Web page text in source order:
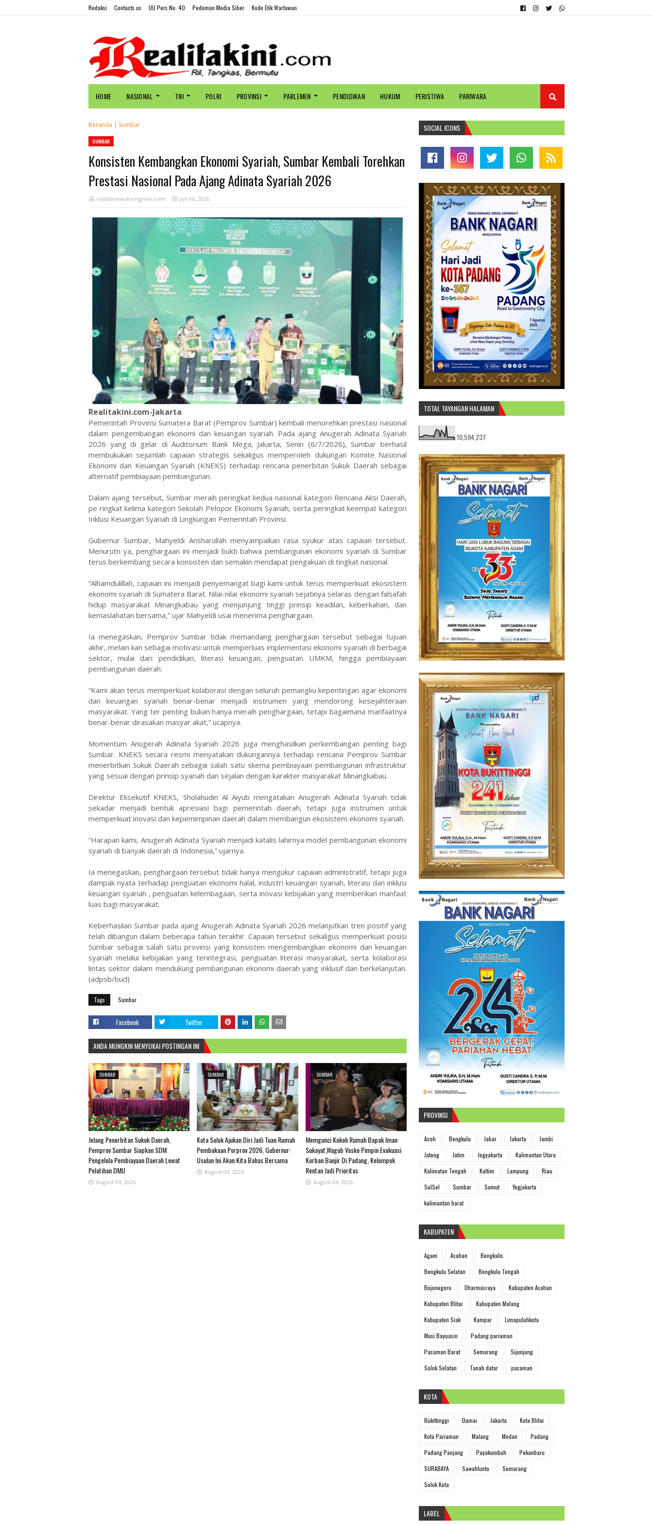
Redaksi Contacts us UU Pers No. 40 Pedoman Media Siber Kode Etik Wartawan
HOME NASIONAL TNI POLRI PROVINSI PARLEMEN PENDIDIKAN HUKUM PERISTIWA PARIWARA
Beranda | Sumbar
SUMBAR
Konsisten Kembangkan Ekonomi Syariah, Sumbar Kembali Torehkan
Prestasi Nasional Pada Ajang Adinata Syariah 2026
realitanewskomgmail.com Juli 06, 2026
Realitakini.com-Jakarta
Pemerintah Provinsi Sumatera Barat (Pemprov Sumbar) kembali menorehkan prestasi nasional
dalam pengembangan ekonomi dan keuangan syariah. Pada ajang Anugerah Adinata Syariah
2026 yang di gelar di Auditorium Bank Mega, Jakarta, Senin (6/7/2026), Sumbar berhasil
membukukan sejumlah capaian strategis sekaligus memperoleh dukungan Komite Nasional
Ekonomi dan Keuangan Syariah (KNEKS) terhadap rencana penerbitan Sukuk Daerah sebagai
alternatif pembiayaan pembangunan.
Dalam ajang tersebut, Sumbar meraih peringkat kedua nasional kategori Rencana Aksi Daerah,
pe ringkat kelima kategori Sekolah Pelopor Ekonomi Syariah, serta peringkat keempat kategori
Inklusi Keuangan Syariah di Lingkungan Pemerintah Provinsi.
Gubernur Sumbar, Mahyeldi Ansharullah menyampaikan rasa syukur atas capaian tersebut.
Menurutn ya, penghargaan ini menjadi bukti bahwa pembangunan ekonomi syariah di Sumbar
terus berkembang secara konsisten dan semakin mendapat pengakuan di tingkat nasional.
“Alhamdulillah, capaian ini menjadi penyemangat bagi kami untuk terus memperkuat ekosistem
ekonomi syariah di Sumatera Barat. Nilai-nilai ekonomi syariah sejatinya selaras dengan falsafah
hidup masyarakat Minangkabau yang menjunjung tinggi prinsip keadilan, keberkahan, dan
kemaslahatan bersama,” ujar Mahyeldi usai menerima penghargaan.
Ia menegaskan, Pemprov Sumbar tidak memandang penghargaan tersebut sebagai tujuan
akhir, melain kan sebagai motivasi untuk memperluas implementasi ekonomi syariah di berbagai
sektor, mulai dari pendidikan, literasi keuangan, penguatan UMKM, hingga pembiayaan
pembangunan daerah.
“Kami akan terus memperkuat kolaborasi dengan seluruh pemangku kepentingan agar ekonomi
dan keuangan syariah benar-benar menjadi instrumen yang mendorong kesejahteraan
masyarakat. Yang ter penting bukan hanya meraih penghargaan, tetapi bagaimana manfaatnya
benar-benar dirasakan masyar akat,” ucapnya.
Momentum Anugerah Adinata Syariah 2026 juga menghasilkan perkembangan penting bagi
Sumbar. KNEKS secara resmi menyatakan dukungannya terhadap rencana Pemprov Sumbar
menerbitkan Sukuk Daerah sebagai salah satu skema pembiayaan pembangunan infrastruktur
yang sesuai dengan prinsip syariah dan sejalan dengan karakter masyarakat Minangkabau.
Direktur Eksekutif KNEKS, Sholahudin Al Aiyub mengatakan Anugerah Adinata Syariah tidak
sekadar menjadi bentuk apresiasi bagi pemerintah daerah, tetapi juga instrumen untuk
memperkuat inovasi dan kepemimpinan daerah dalam membangun ekosistem ekonomi syariah.
“Harapan kami, Anugerah Adinata Syariah menjadi katalis lahirnya model pembangunan ekonomi
syariah di banyak daerah di Indonesia,” ujarnya.
Ia menegaskan, penghargaan tersebut tidak hanya mengukur capaian administratif, tetapi juga
dampak nyata terhadap penguatan ekonomi halal, industri keuangan syariah, literasi dan inklusi
keuangan syariah , penguatan kelembagaan, serta inovasi kebijakan yang memberikan manfaat
luas bagi masyarakat.
Keberhasilan Sumbar pada ajang Anugerah Adinata Syariah 2026 melanjutkan tren positif yang
telah dibangun dalam beberapa tahun terakhir. Capaian tersebut sekaligus memperkuat posisi
Sumbar sebagai salah satu provinsi yang konsisten mengembangkan ekonomi dan keuangan
syariah melalui kebijakan yang terintegrasi, penguatan literasi masyarakat, serta kolaborasi
lintas sektor dalam mendukung pembangunan ekonomi daerah yang inklusif dan berkelanjutan.
(adpsb/bud)
Tags Sumbar
Facebook Twitter
ANDA MUNGKIN MENYUKAI POSTINGAN INI
SUMBAR
Jelang Penerbitan Sukuk Daerah,
Pemprov Sumbar Siapkan SDM
Pengelola Pembiayaan Daerah Lewat
Pelatihan DMU
August 04, 2026
SUMBAR
Kota Solok Ajukan Diri Jadi Tuan Rumah
Pembukaan Porprov 2026, Gubernur:
Usulan Ini Akan Kita Bahas Bersama
August 04, 2026
SUMBAR
Memgunci Kokoh Rumah Bapak Iman
Sukayat,Wagub Vasko Pimpin Evakuasi
Korban Banjir Di Padang, Kelompok
Rentan Jadi Prioritas
August 04, 2026
SOCIAL ICONS
TOTAL TAYANGAN HALAMAN
10,594,237
PROVINSI
Aceh Bengkulu Jabar Jakarta
Jambi
Jateng
Jatim Jogyakarta
Kalimantan Utara
Kalimatan Tengah
Kaltim Lampung
Riau
SulSel
Sumbar Sumut
Yogjakarta
kalimantan barat
KABUPATEN
Agam Asahan
Bengkalis
Bengkulu Selatan
Bengkulu Tengah
Bojonegoro
Dharmasraya
Kabupaten Asahan
Kabupaten Blitar
Kabupaten Malang
Kabupaten Siak
Kampar
Limapuluhkota
Musi Bayuasin
Padang pariaman
Pasaman Barat
Semarang
Sijunjung
Solok Selatan
Tanah datar pasaman
KOTA
Bukittinggi Dumai Jakarta
Kota Blitar
Kota Pariaman
Malang Medan
Padang
Padang Panjang
Payakumbuh
Pekanbaru
SURABAYA
Sawahlunto
Semarang
Solok Kota
LABEL